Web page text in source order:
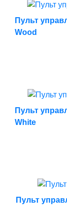
Пульт
Wood
Пульт
White
Пульт